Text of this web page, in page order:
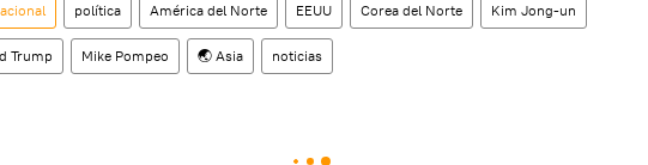
política América del Norte EEUU Corea del Norte Kim Jong-un
Trump Mike Pompeo 🌏 Asia noticias